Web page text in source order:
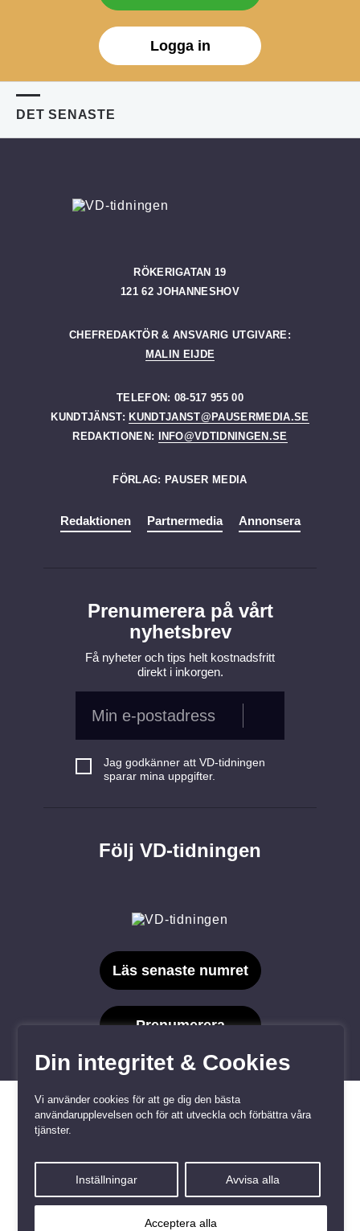
Din integritet & Cookies
Vi använder cookies för att ge dig den bästa
användarupplevelsen och för att utveckla och förbättra våra
tjänster.
Inställningar Avvisa alla
Acceptera alla
Logga in
DET SENASTE
RÖKERIGATAN 19
121 62 JOHANNESHOV
CHEFREDAKTÖR & ANSVARIG UTGIVARE:
MALIN EIJDE
TELEFON: 08-517 955 00
KUNDTJÄNST:KUNDTJANST@PAUSERMEDIA.SE
REDAKTIONEN: INFO@VDTIDNINGEN.SE
FÖRLAG: PAUSER MEDIA
Redaktionen Partnermedia Annonsera
Prenumerera på vårt
nyhetsbrev
Få nyheter och tips helt kostnadsfritt
direkt i inkorgen.
Jag godkänner att VD-tidningen
sparar mina uppgifter.
Följ VD-tidningen
Läs senaste numret
Prenumerera
Kundtjänst